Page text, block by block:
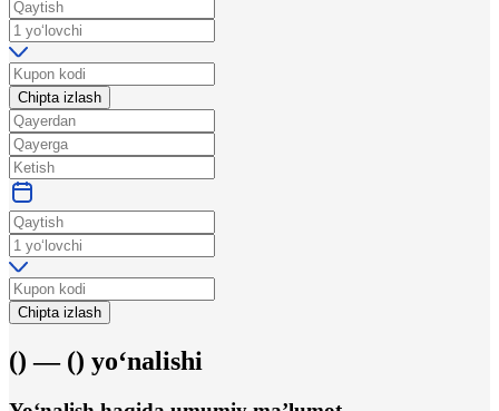
Chipta izlash
Chipta izlash
() — () yo‘nalishi